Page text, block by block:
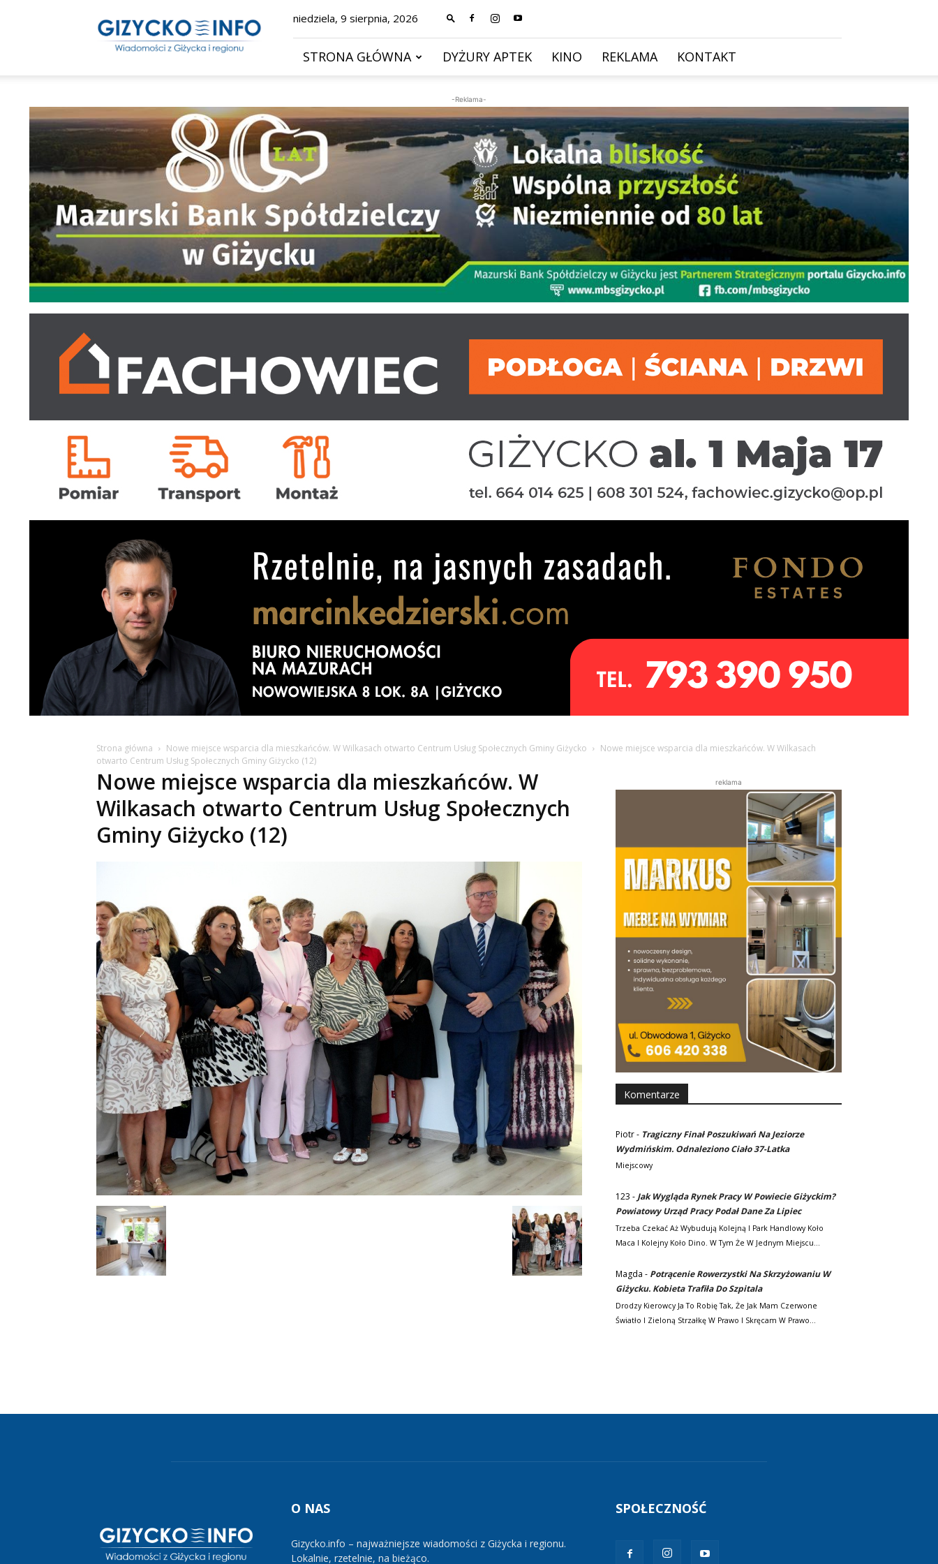
–
wiadomości
niedziela, 9 sierpnia, 2026
STRONA GŁÓWNA DYŻURY APTEK KINO REKLAMA KONTAKT
-Reklama-
Strona główna Nowe miejsce wsparcia dla mieszkańców. W Wilkasach otwarto Centrum Usług Społecznych Gminy Giżycko
Nowe miejsce wsparcia dla mieszkańców. W Wilkasach
otwarto Centrum Usług Społecznych Gminy Giżycko (12)
Nowe miejsce wsparcia dla mieszkańców. W
Wilkasach otwarto Centrum Usług Społecznych
Gminy Giżycko (12)
reklama
Komentarze
Piotr- Tragiczny Finał Poszukiwań Na Jeziorze
Wydmińskim. Odnaleziono Ciało 37-Latka
Miejscowy
123 - Jak Wygląda Rynek Pracy W Powiecie Giżyckim?
Powiatowy Urząd Pracy Podał Dane Za Lipiec
Trzeba Czekać Aż Wybudują Kolejną I Park Handlowy Koło
Maca I Kolejny Koło Dino. W Tym Że W Jednym Miejscu…
Magda - Potrącenie Rowerzystki Na Skrzyżowaniu W
Giżycku. Kobieta Trafiła Do Szpitala
Drodzy Kierowcy Ja To Robię Tak, Że Jak Mam Czerwone
Światło I Zieloną Strzałkę W Prawo I Skręcam W Prawo…
O NAS
Gizycko.info – najważniejsze wiadomości z Giżycka i regionu.
Lokalnie, rzetelnie, na bieżąco.
SPOŁECZNOŚĆ